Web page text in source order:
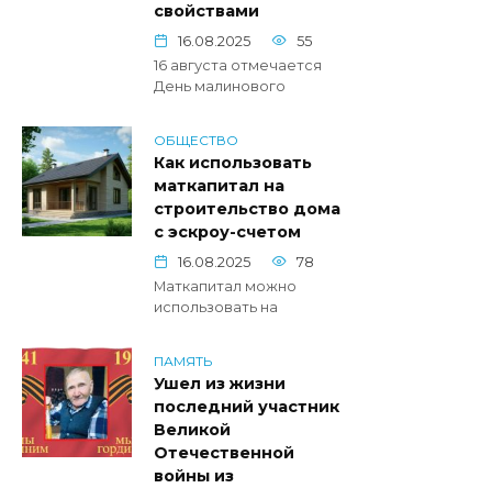
свойствами
16.08.2025
55
16 августа отмечается
День малинового
ОБЩЕСТВО
Как использовать
маткапитал на
строительство дома
с эскроу-счетом
16.08.2025
78
Маткапитал можно
использовать на
ПАМЯТЬ
Ушел из жизни
последний участник
Великой
Отечественной
войны из